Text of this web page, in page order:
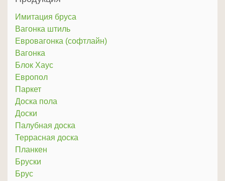
Имитация бруса
Вагонка штиль
Евровагонка (софтлайн)
Вагонка
Блок Хаус
Европол
Паркет
Доска пола
Доски
Палубная доска
Террасная доска
Планкен
Бруски
Брус